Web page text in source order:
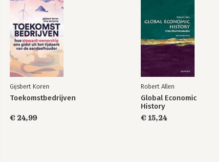
Gijsbert Koren
Toekomstbedrijven
€ 24,99
Robert Allen
Global Economic
History
€ 15,24